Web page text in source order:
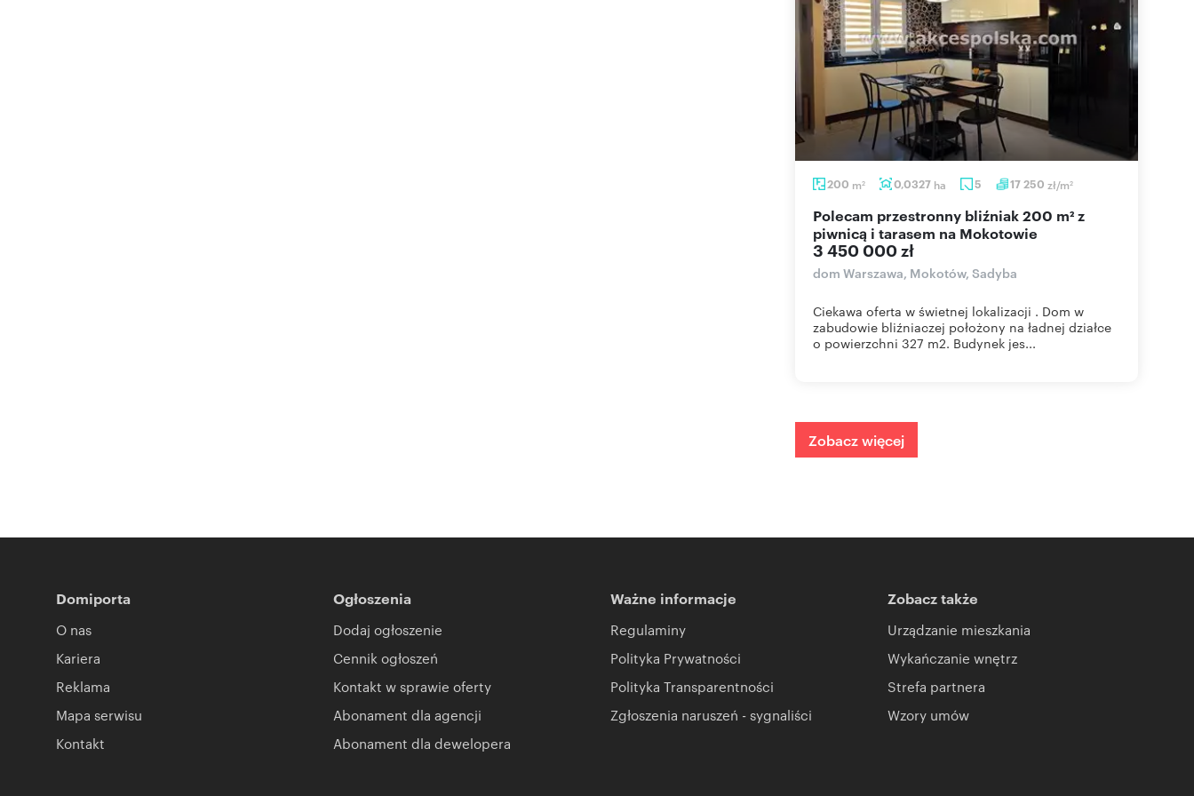
200 m2 0,0327 ha 5 17 250 zł/m2
Polecam przestronny bliźniak 200 m² z
piwnicą i tarasem na Mokotowie
3 450 000 zł
dom Warszawa, Mokotów, Sadyba
Ciekawa oferta w świetnej lokalizacji . Dom w
zabudowie bliźniaczej położony na ładnej działce
o powierzchni 327 m2. Budynek jes...
Zobacz więcej
Domiporta
O nas
Kariera
Reklama
Mapa serwisu
Kontakt
Ogłoszenia
Dodaj ogłoszenie
Cennik ogłoszeń
Kontakt w sprawie oferty
Abonament dla agencji
Abonament dla dewelopera
Ważne informacje
Regulaminy
Polityka Prywatności
Polityka Transparentności
Zgłoszenia naruszeń - sygnaliści
Zobacz także
Urządzanie mieszkania
Wykańczanie wnętrz
Strefa partnera
Wzory umów